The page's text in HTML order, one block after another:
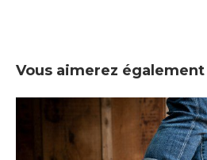
Vous aimerez également